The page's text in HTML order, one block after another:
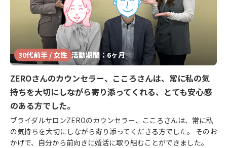
30代前半 / 女性 活動期間：6ヶ月
ZEROさんのカウンセラー、こころさんは、常に私の気
持ちを大切にしながら寄り添ってくれる、とても安心感
のある方でした。
ブライダルサロンZEROのカウンセラー、こころさんは、常に私
の気持ちを大切にしながら寄り添ってくださる方でした。 そのお
かげで、自分から前向きに婚活に取り組むことができました。